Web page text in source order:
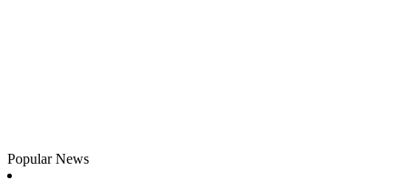
Popular News